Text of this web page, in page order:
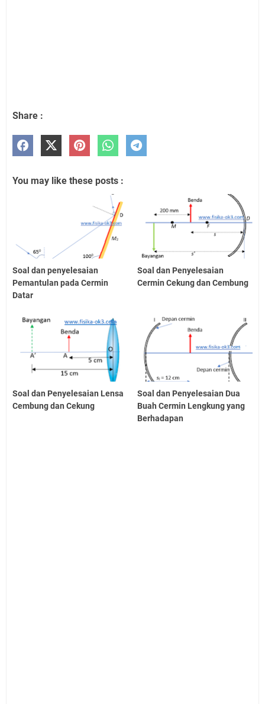
Share :
You may like these posts :
Soal dan penyelesaian
Pemantulan pada Cermin
Datar
Soal dan Penyelesaian
Cermin Cekung dan Cembung
Soal dan Penyelesaian Lensa
Cembung dan Cekung
Soal dan Penyelesaian Dua
Buah Cermin Lengkung yang
Berhadapan